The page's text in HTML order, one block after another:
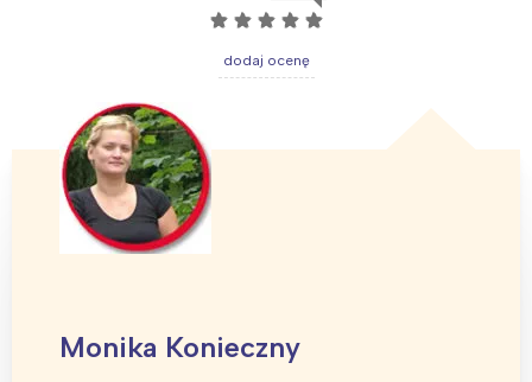
☆ ☆ ☆ ☆ ☆
dodaj ocenę
Monika Konieczny